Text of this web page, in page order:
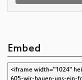
Embed